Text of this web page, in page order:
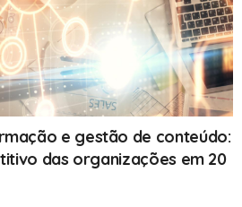
e gestão de conteúdo:
das organizações em 20